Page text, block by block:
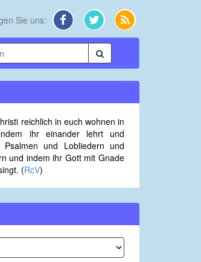
Sie uns:
reichlich in euch wohnen in
ihr einander lehrt und
Psalmen und Lobliedern und
und indem ihr Gott mit Gnade
(RcV)